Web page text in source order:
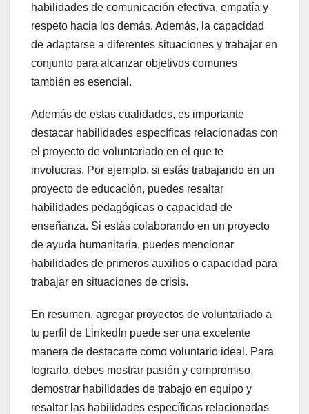
habilidades de comunicación efectiva, empatía y
respeto hacia los demás. Además, la capacidad
de adaptarse a diferentes situaciones y trabajar en
conjunto para alcanzar objetivos comunes
también es esencial.
Además de estas cualidades, es importante
destacar habilidades específicas relacionadas con
el proyecto de voluntariado en el que te
involucras. Por ejemplo, si estás trabajando en un
proyecto de educación, puedes resaltar
habilidades pedagógicas o capacidad de
enseñanza. Si estás colaborando en un proyecto
de ayuda humanitaria, puedes mencionar
habilidades de primeros auxilios o capacidad para
trabajar en situaciones de crisis.
En resumen, agregar proyectos de voluntariado a
tu perfil de LinkedIn puede ser una excelente
manera de destacarte como voluntario ideal. Para
lograrlo, debes mostrar pasión y compromiso,
demostrar habilidades de trabajo en equipo y
resaltar las habilidades específicas relacionadas